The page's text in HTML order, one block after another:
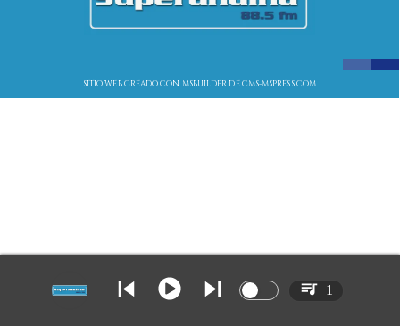
SITIO WEB CREADO CON MSBUILDER DE CMS-MSPRESS.COM
1